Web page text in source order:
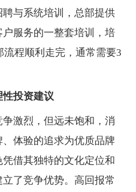
与系统培训，总部提供
服务的一整套培训，培
程顺利走完，通常需要3
投资建议
激烈，但远未饱和，消
体验的追求为优质品牌
借其独特的文化定位和
了竞争优势。高回报常